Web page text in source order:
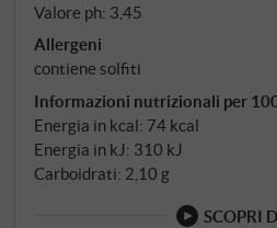
Valore ph: 3,45
Allergeni
contiene solfiti
Informazioni nutrizionali per
Energia in kcal: 74 kcal
Energia in kJ: 310 kJ
Carboidrati: 2,10 g
SCOPRI